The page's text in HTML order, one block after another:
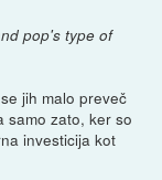
pop's type of
jih malo preveč
samo zato, ker so
investicija kot